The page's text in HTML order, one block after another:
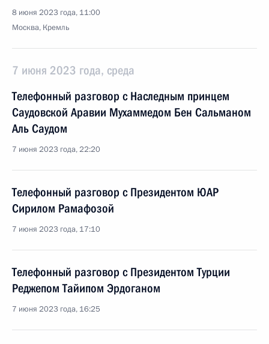
8 июня 2023 года, 11:00
Москва, Кремль
7 июня 2023 года, среда
Телефонный разговор с Наследным принцем
Саудовской Аравии Мухаммедом Бен Сальманом
Аль Саудом
7 июня 2023 года, 22:20
Телефонный разговор с Президентом ЮАР
Сирилом Рамафозой
7 июня 2023 года, 17:10
Телефонный разговор с Президентом Турции
Реджепом Тайипом Эрдоганом
7 июня 2023 года, 16:25